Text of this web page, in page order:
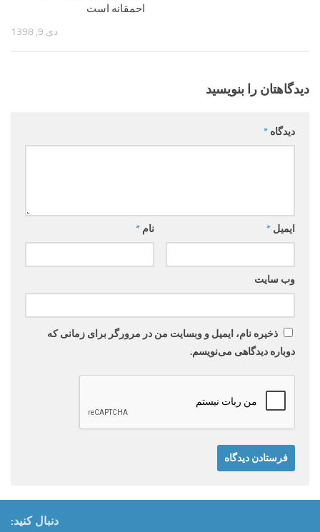
احمقانه است
دی 9, 1398
دیدگاهتان را بنویسید
دیدگاه *
نام * ایمیل *
وب‌ سایت
ذخیره نام، ایمیل و وبسایت من در مرورگر برای زمانی که
دوباره دیدگاهی می‌نویسم.
دنبال کنید: